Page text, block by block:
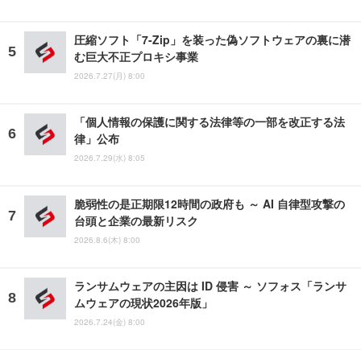
圧縮ソフト「7-Zip」を装った偽ソフトウェアの裏に潜
む巨大不正プロキシ事業
2026.7.27(月) 8:00
「個人情報の保護に関する法律等の一部を改正する法
律」公布
2026.7.29(水) 8:05
脆弱性の是正期限12時間の政府も ～ AI 自律型攻撃の
台頭と企業の最新リスク
2026.8.6(木) 8:00
ランサムウェアの主因は ID 侵害 ～ ソフォス「ランサ
ムウェアの現状2026年版」
2026.7.24(金) 8:00